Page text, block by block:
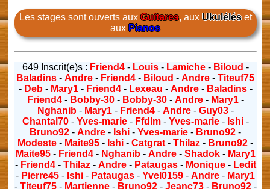
Les stages sont ouverts auxGuitares, aux Ukuléléset
aux Pianos
649 Inscrit(e)s : Friend4- Louis- Lamiche- Biloud -
Baladins -Andre - Friend4 - Biloud -Andre -Titeuf75
- Deb- Mary1- Friend4- Lexeau - Andre- Baladins-
Friend4- Bobby-30- Bobby-30- Andre- Mary1-
Nghanib- Mary1- Friend4- Andre- Guy03-
Chantal70- Yves-marie- Ffdlm- Yves-marie- Ishi-
Bruno92 -Andre - Ishi -Yves-marie - Bruno92 -
Modeste - Maite95 - Ishi -Catgrat -Thilaz - Bruno92 -
Maite95- Friend4- Nghanib- Andre- Shadok- Mary1
- Friend4- Thilaz- Andre- Pataugas- Monique- Ledit
- Pierre45 - Ishi - Pataugas -Yvel0159 -Andre - Mary1
- Titeuf75- Martienne- Bruno92- Jeanc73- Bruno92-